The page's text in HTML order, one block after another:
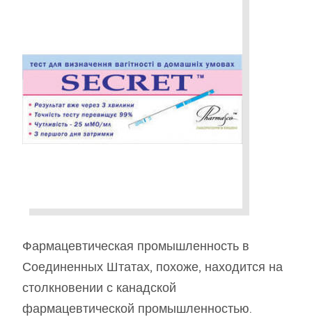
Фармацевтическая промышленность в
Соединенных Штатах, похоже, находится на
столкновении с канадской
фармацевтической промышленностью.